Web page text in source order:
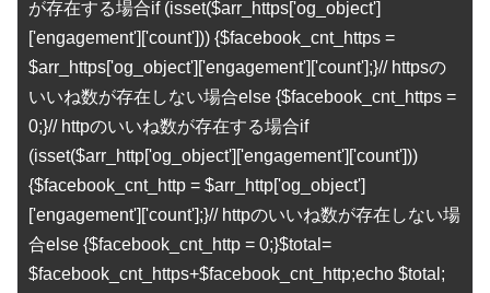
が存在する場合if (isset($arr_https['og_object']
['engagement']['count'])) {$facebook_cnt_https =
$arr_https['og_object']['engagement']['count'];}// httpsの
いいね数が存在しない場合else {$facebook_cnt_https =
0;}// httpのいいね数が存在する場合if
(isset($arr_http['og_object']['engagement']['count']))
{$facebook_cnt_http = $arr_http['og_object']
['engagement']['count'];}// httpのいいね数が存在しない場
合else {$facebook_cnt_http = 0;}$total=
$facebook_cnt_https+$facebook_cnt_http;echo $total;